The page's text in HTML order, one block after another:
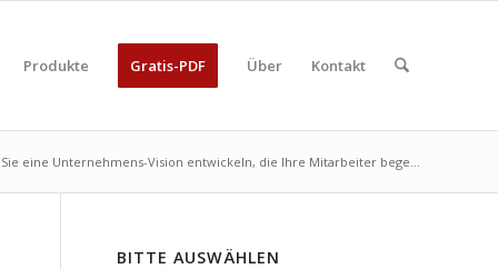
Produkte Gratis-PDF Über Kontakt
eine Unternehmens-Vision entwickeln, die Ihre Mitarbeiter bege...
BITTE AUSWÄHLEN